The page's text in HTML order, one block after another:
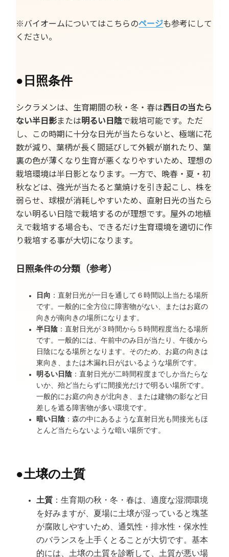
※バイオームについてはこちらのページも参考にして
ください。
●日照条件
シクラメンは、生育期間の秋・冬・春は西日の当たら
ない半日影または明るい日陰で栽培可能です。ただ
し、この時期に十分な日光が当たらないと、極端に花
数が減り、葉柄が長く間延びして外観が崩れたり、葉
裏の色が薄くなり生育が悪くなりやすいため、理想の
栽培環境は半日影となります。一方で、晩春・夏・初
秋などは、強光が当たると葉焼けを引き起こし、株を
弱らせ、球根が消耗しやすいため、直射日光の当たら
ない明るい日陰で栽培するのが理想です。屋外の地植
えで栽培する場合も、できるだけ生育環境を適切に作
り栽培する事が大切になります。
日照条件の分類（参考）
日向 ：直射日光が一日を通して６時間以上当たる場所
です。一般的に全方位に障害物がない、またはお庭の
向きが南向きの場所になります。
半日陰 ：直射日光が３時間から５時間程度当たる場所
です。一般的には、午前中のみ日が当たり、午後から
日陰になる場所となります。そのため、お庭の向きは
東向き、または木漏れ日がはいるような場所です。
明るい日陰 ：直射日光が二時間程度までしか当たらな
いか、殆ど当たらずに間接光だけで明るい場所です。
一般的にお庭の向きが北向き、または建物の影など日
差しを遮る障害物が多い環境です。
暗い日陰 ：森の中にあるような直射日光も間接光もほ
とんど当たらないような暗い場所です。
●土壌の土質
土質 ：生育期の秋・冬・春は、適度な湿潤環境
を好みますが、夏場に土壌が湿っていると塊茎
が腐敗しやすいため、通気性・排水性・保水性
のバランスを上手くとることが大切です。基本
的には、土壌の土質を診断して、土質が悪い場